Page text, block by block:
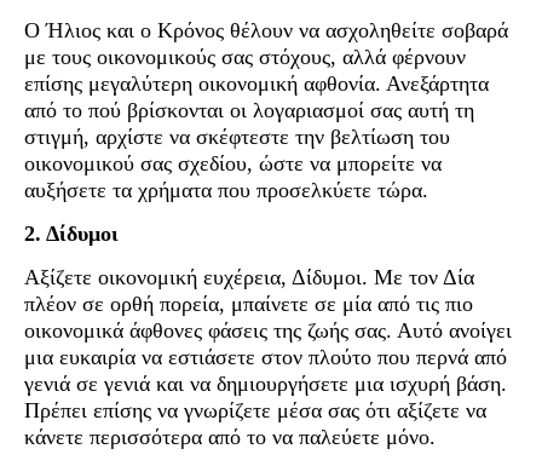
Ο Ήλιος και ο Κρόνος θέλουν να ασχοληθείτε σοβαρά
με τους οικονομικούς σας στόχους, αλλά φέρνουν
επίσης μεγαλύτερη οικονομική αφθονία. Ανεξάρτητα
από το πού βρίσκονται οι λογαριασμοί σας αυτή τη
στιγμή, αρχίστε να σκέφτεστε την βελτίωση του
οικονομικού σας σχεδίου, ώστε να μπορείτε να
αυξήσετε τα χρήματα που προσελκύετε τώρα.
2. Δίδυμοι
Αξίζετε οικονομική ευχέρεια, Δίδυμοι. Με τον Δία
πλέον σε ορθή πορεία, μπαίνετε σε μία από τις πιο
οικονομικά άφθονες φάσεις της ζωής σας. Αυτό ανοίγει
μια ευκαιρία να εστιάσετε στον πλούτο που περνά από
γενιά σε γενιά και να δημιουργήσετε μια ισχυρή βάση.
Πρέπει επίσης να γνωρίζετε μέσα σας ότι αξίζετε να
κάνετε περισσότερα από το να παλεύετε μόνο.